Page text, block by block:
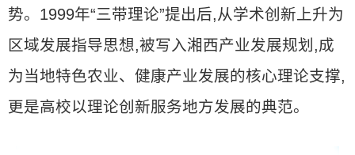
势。1999年“三带理论”提出后,从学术创新上升为
区域发展指导思想,被写入湘西产业发展规划,成
为当地特色农业、健康产业发展的核心理论支撑,
更是高校以理论创新服务地方发展的典范。